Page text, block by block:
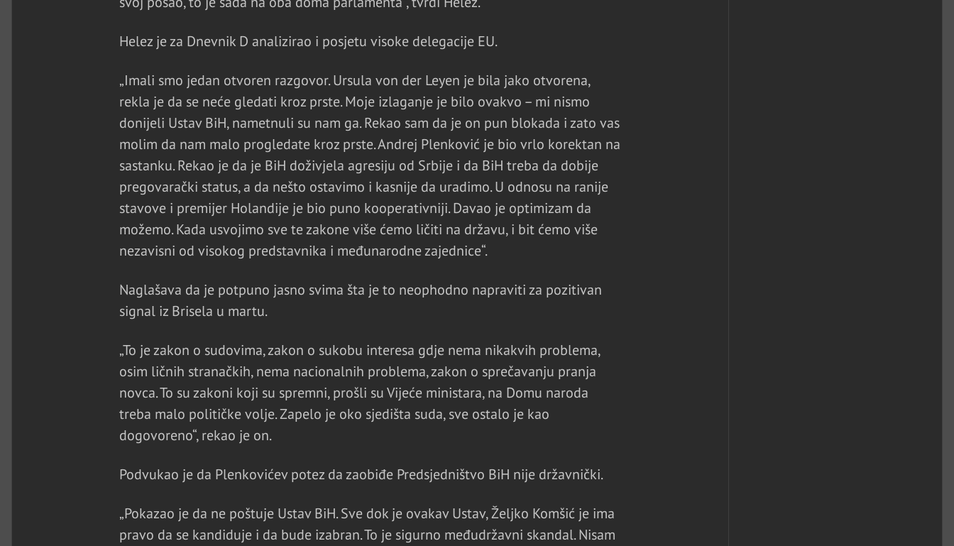
Helez je za Dnevnik D analizirao i posjetu visoke delegacije EU.
„Imali smo jedan otvoren razgovor. Ursula von der Leyen je bila jako otvorena,
rekla je da se neće gledati kroz prste. Moje izlaganje je bilo ovakvo – mi nismo
donijeli Ustav BiH, nametnuli su nam ga. Rekao sam da je on pun blokada i zato vas
molim da nam malo progledate kroz prste. Andrej Plenković je bio vrlo korektan na
sastanku. Rekao je da je BiH doživjela agresiju od Srbije i da BiH treba da dobije
pregovarački status, a da nešto ostavimo i kasnije da uradimo. U odnosu na ranije
stavove i premijer Holandije je bio puno kooperativniji. Davao je optimizam da
možemo. Kada usvojimo sve te zakone više ćemo ličiti na državu, i bit ćemo više
nezavisni od visokog predstavnika i međunarodne zajednice“.
Naglašava da je potpuno jasno svima šta je to neophodno napraviti za pozitivan
signal iz Brisela u martu.
„To je zakon o sudovima, zakon o sukobu interesa gdje nema nikakvih problema,
osim ličnih stranačkih, nema nacionalnih problema, zakon o sprečavanju pranja
novca. To su zakoni koji su spremni, prošli su Vijeće ministara, na Domu naroda
treba malo političke volje. Zapelo je oko sjedišta suda, sve ostalo je kao
dogovoreno“, rekao je on.
Podvukao je da Plenkovićev potez da zaobiđe Predsjedništvo BiH nije državnički.
„Pokazao je da ne poštuje Ustav BiH. Sve dok je ovakav Ustav, Željko Komšić je ima
pravo da se kandiduje i da bude izabran. To je sigurno međudržavni skandal. Nisam